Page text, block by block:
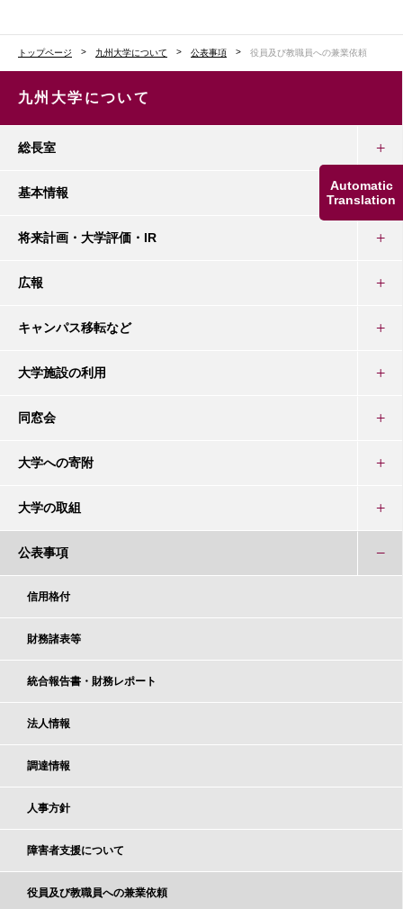
Automatic
Translation
トップページ 九州大学について 公表事項 役員及び教職員への兼業依頼
九州大学について
総長室
基本情報
将来計画・大学評価・IR
広報
キャンパス移転など
大学施設の利用
同窓会
大学への寄附
大学の取組
公表事項
信用格付
財務諸表等
統合報告書・財務レポート
法人情報
調達情報
人事方針
障害者支援について
役員及び教職員への兼業依頼